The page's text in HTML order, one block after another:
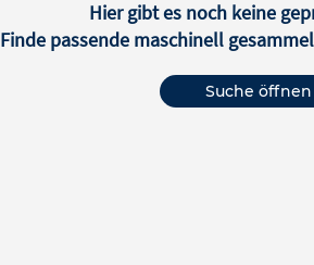
Hier gibt es noch keine
Finde passende maschinell
Suche öffnen